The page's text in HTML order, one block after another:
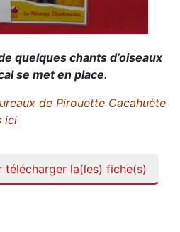
quelques chants d’oiseaux
se met en place.
de Pirouette Cacahuète
ici
la(les) fiche(s)